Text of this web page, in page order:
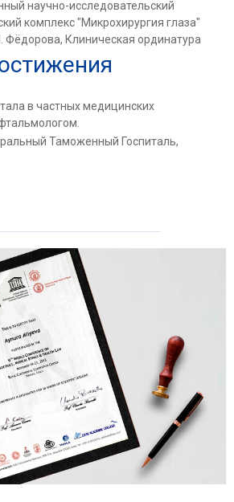
научно-исследовательский
комплекс "Микрохирургия глаза"
Фёдорова, Клиническая ординатура
в частных медицинских
Таможенный Госпиталь,